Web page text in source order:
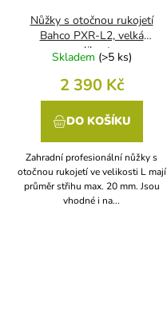
Nůžky s otočnou rukojetí
Bahco PXR-L2, velká
velikost
Skladem (>5 ks)
2 390 Kč
DO KOŠÍKU
Zahradní profesionální nůžky s
otočnou rukojetí ve velikosti L mají
průměr střihu max. 20 mm. Jsou
vhodné i na...